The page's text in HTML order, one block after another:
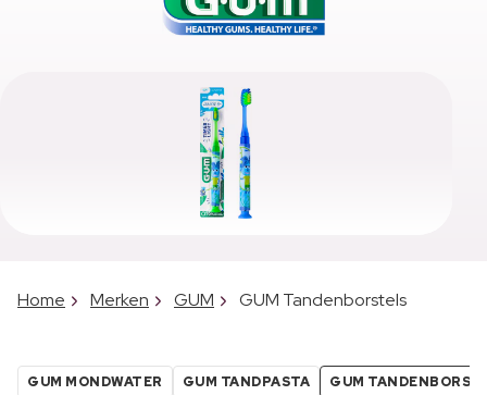
Home Merken GUM GUM Tandenborstels
GUM MONDWATER GUM TANDPASTA GUM